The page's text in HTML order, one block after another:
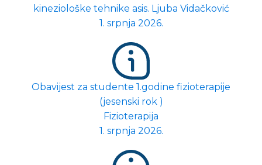
kineziološke tehnike asis. Ljuba Vidačković
1. srpnja 2026.
Obavijest za studente 1.godine fizioterapije
(jesenski rok )
Fizioterapija
1. srpnja 2026.